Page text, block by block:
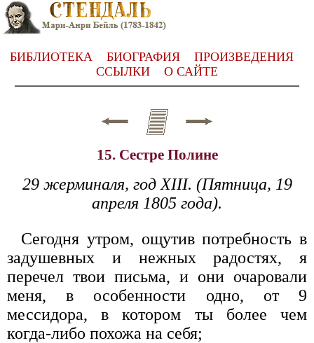
БИБЛИОТЕКА БИОГРАФИЯ
ПРОИЗВЕДЕНИЯ
ССЫЛКИ
О САЙТЕ
15. Сестре Полине
29 жерминаля, год XIII. (Пятница, 19
апреля 1805 года).
Сегодня утром, ощутив потребность в
задушевных и нежных радостях, я
перечел твои письма, и они очаровали
меня, в особенности одно, от 9
мессидора, в котором ты более чем
когда-либо похожа на себя;